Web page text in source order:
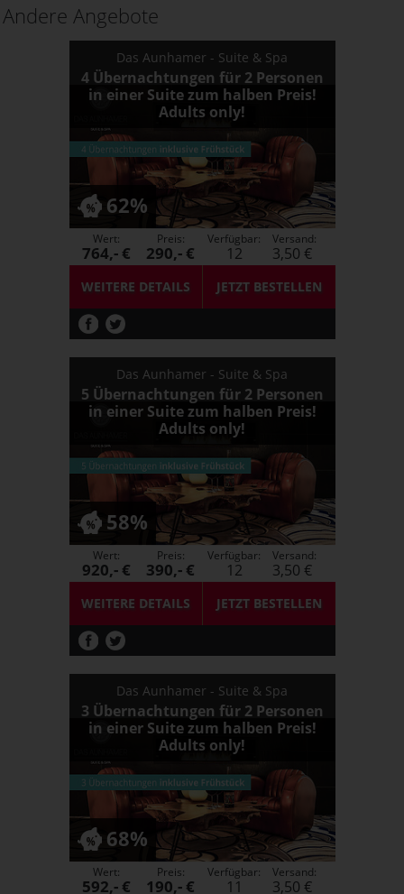
Andere Angebote
Das Aunhamer - Suite & Spa
4 Übernachtungen für 2 Personen
in einer Suite zum halben Preis!
Adults only!
62%
WEITERE DETAILS JETZTBESTELLEN
Wert:
764,- €
Preis:
290,- €
Verfügbar:
12
Versand:
3,50 €
Das Aunhamer - Suite & Spa
5 Übernachtungen für 2 Personen
in einer Suite zum halben Preis!
Adults only!
58%
WEITERE DETAILS JETZTBESTELLEN
Wert:
920,- €
Preis:
390,- €
Verfügbar:
12
Versand:
3,50 €
Das Aunhamer - Suite & Spa
3 Übernachtungen für 2 Personen
in einer Suite zum halben Preis!
Adults only!
68%
Wert:
592,- €
Preis:
190,- €
Verfügbar:
11
Versand:
3,50 €